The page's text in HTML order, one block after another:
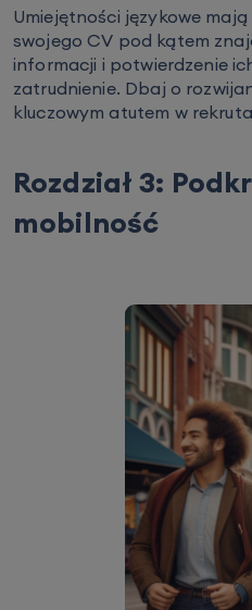
Umiejętności językowe
swojego CV pod kątem
informacji i potwierdzenie
zatrudnienie. Dbaj o
kluczowym atutem w
Rozdział 3:
mobilność